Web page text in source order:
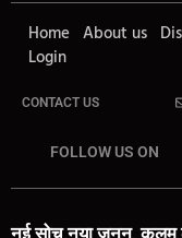
Home About us
Login
CONTACT US
FOLLOW US ON
नई सोच,नया जुनून, कलम